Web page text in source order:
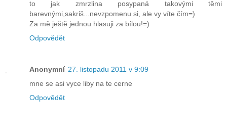
to jak zmrzlina posypaná takovými těmi
barevnými,sakriš...nevzpomenu si, ale vy víte čím=)
Za mě ještě jednou hlasuji za bílou!=)
Odpovědět
Anonymní 27. listopadu 2011 v 9:09
mne se asi vyce liby na te cerne
Odpovědět